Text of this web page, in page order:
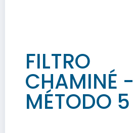
FILTRO
CHAMINÉ -
MÉTODO 5